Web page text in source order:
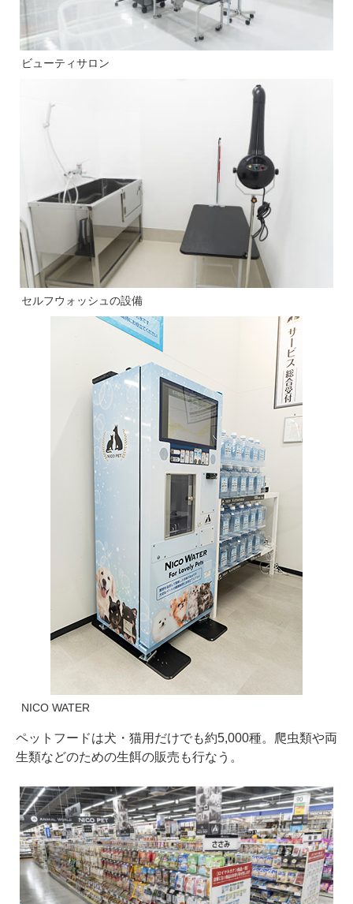
ビューティサロン
セルフウォッシュの設備
NICO WATER
ペットフードは犬・猫用だけでも約5,000種。爬⾍類や両
⽣類などのための生餌の販売も行なう。